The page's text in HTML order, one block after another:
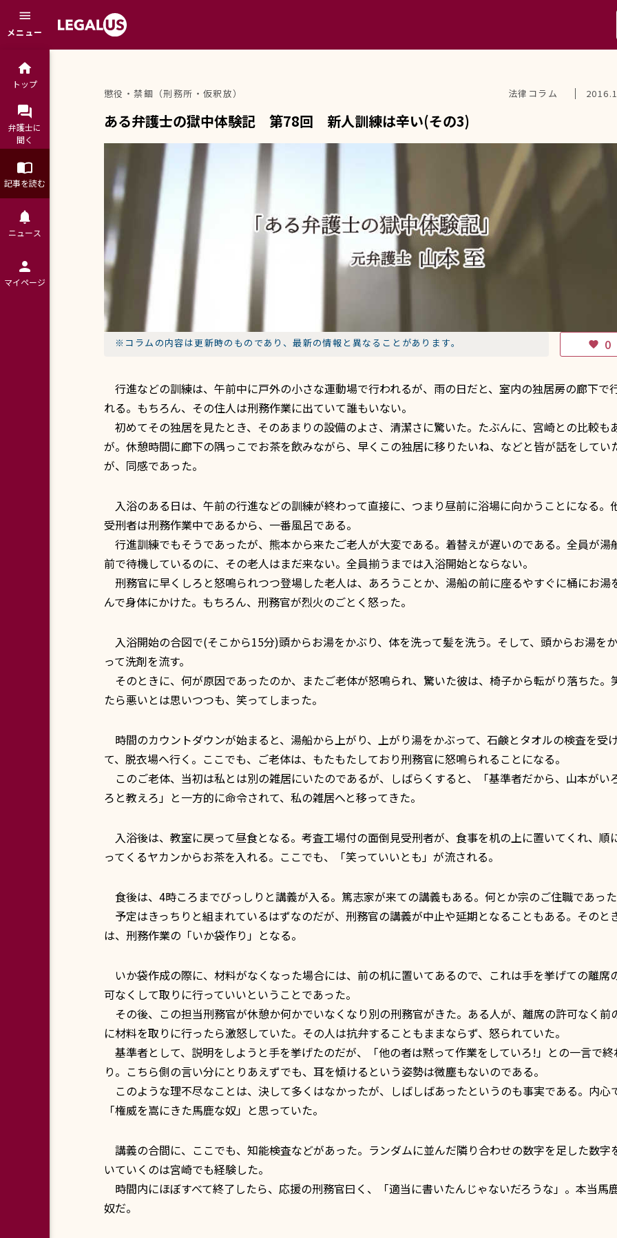
menu
メニュー
home
トップ
question_answer
弁護士に
聞く
import_contacts
記事を読む
notifications
ニュース
person
マイページ
懲役・禁錮（刑務所・仮釈放） 法律コラム
ある弁護士の獄中体験記 第78回 新人訓練は辛い(その3)
※コラムの内容は更新時のものであり、最新の情報と異なることがあります。 favorite 0
行進などの訓練は、午前中に戸外の小さな運動場で行われるが、雨の日だと、室内の独居房の廊下で
れる。もちろん、その住人は刑務作業に出ていて誰もいない。
初めてその独居を見たとき、そのあまりの設備のよさ、清潔さに驚いた。たぶんに、宮崎との比較も
が。休憩時間に廊下の隅っこでお茶を飲みながら、早くこの独居に移りたいね、などと皆が話をしてい
が、同感であった。
入浴のある日は、午前の行進などの訓練が終わって直接に、つまり昼前に浴場に向かうことになる。
受刑者は刑務作業中であるから、一番風呂である。
行進訓練でもそうであったが、熊本から来たご老人が大変である。着替えが遅いのである。全員が湯
前で待機しているのに、その老人はまだ来ない。全員揃うまでは入浴開始とならない。
刑務官に早くしろと怒鳴られつつ登場した老人は、あろうことか、湯船の前に座るやすぐに桶にお湯
んで身体にかけた。もちろん、刑務官が烈火のごとく怒った。
入浴開始の合図で(そこから15分)頭からお湯をかぶり、体を洗って髪を洗う。そして、頭からお湯を
って洗剤を流す。
そのときに、何が原因であったのか、またご老体が怒鳴られ、驚いた彼は、椅子から転がり落ちた。
たら悪いとは思いつつも、笑ってしまった。
時間のカウントダウンが始まると、湯船から上がり、上がり湯をかぶって、石鹸とタオルの検査を受
て、脱衣場へ行く。ここでも、ご老体は、もたもたしており刑務官に怒鳴られることになる。
このご老体、当初は私とは別の雑居にいたのであるが、しばらくすると、「基準者だから、山本がい
ろと教えろ」と一方的に命令されて、私の雑居へと移ってきた。
入浴後は、教室に戻って昼食となる。考査工場付の面倒見受刑者が、食事を机の上に置いてくれ、順
ってくるヤカンからお茶を入れる。ここでも、「笑っていいとも」が流される。
食後は、4時ころまでびっしりと講義が入る。篤志家が来ての講義もある。何とか宗のご住職であった
予定はきっちりと組まれているはずなのだが、刑務官の講義が中止や延期となることもある。そのと
は、刑務作業の「いか袋作り」となる。
いか袋作成の際に、材料がなくなった場合には、前の机に置いてあるので、これは手を挙げての離席
可なくして取りに行っていいということであった。
その後、この担当刑務官が休憩か何かでいなくなり別の刑務官がきた。ある人が、離席の許可なく前
に材料を取りに行ったら激怒していた。その人は抗弁することもままならず、怒られていた。
基準者として、説明をしようと手を挙げたのだが、「他の者は黙って作業をしていろ!」との一言で終
り。こちら側の言い分にとりあえずでも、耳を傾けるという姿勢は微塵もないのである。
このような理不尽なことは、決して多くはなかったが、しばしばあったというのも事実である。内心
「権威を嵩にきた馬鹿な奴」と思っていた。
講義の合間に、ここでも、知能検査などがあった。ランダムに並んだ隣り合わせの数字を足した数字
いていくのは宮崎でも経験した。
時間内にほぼすべて終了したら、応援の刑務官曰く、「適当に書いたんじゃないだろうな」。本当馬
奴だ。